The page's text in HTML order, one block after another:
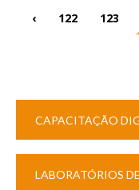
‹ 122 123
CAPACITAÇÃO
LABORATÓRIOS